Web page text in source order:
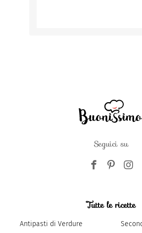
Seguici su
Tutte le ricette
Antipasti di Verdure